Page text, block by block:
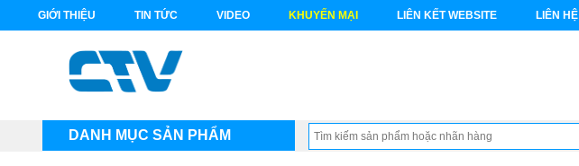
GIỚI THIỆU TIN TỨC VIDEO KHUYẾN MẠI LIÊN KẾT WEBSITE LIÊN HỆ
DANH MỤC SẢN PHẨM